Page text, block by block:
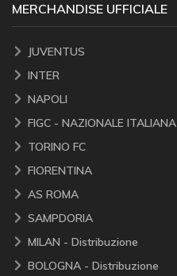
MERCHANDISE UFFICIALE
JUVENTUS
INTER
NAPOLI
FIGC - NAZIONALE ITALIANA
TORINO FC
FIORENTINA
AS ROMA
SAMPDORIA
MILAN - Distribuzione
BOLOGNA - Distribuzione